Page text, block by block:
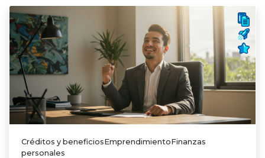
Créditos y beneficiosEmprendimientoFinanzas
personales